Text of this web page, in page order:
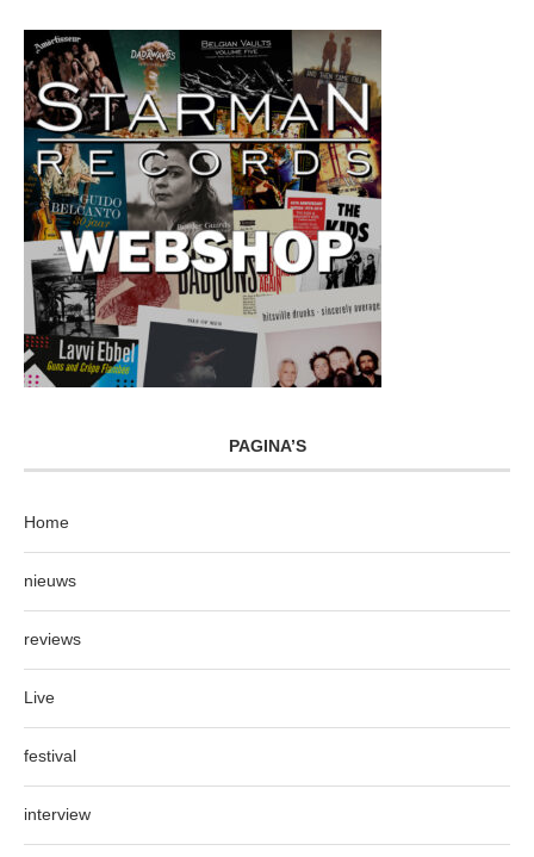
PAGINA’S
Home
nieuws
reviews
Live
festival
interview